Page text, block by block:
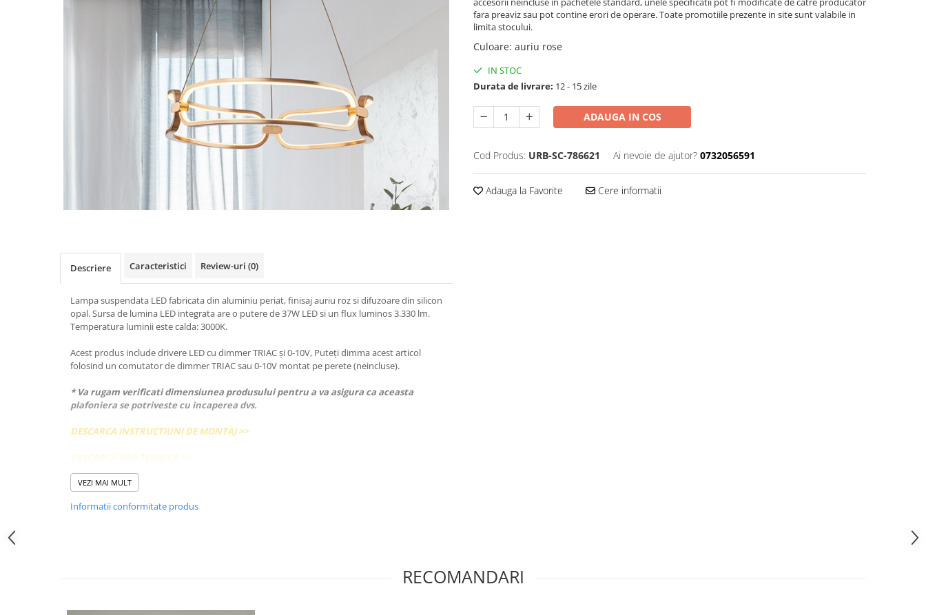
fara preaviz sau pot contine erori de operare. Toate promotiile prezente in site sunt valabile in
limita stocului.
Culoare: auriu rose
IN STOC
Durata de livrare: 12 - 15 zile
ADAUGA IN COS
Cod Produs: URB-SC-786621 Ai nevoie de ajutor? 0732056591
Adauga la Favorite Cere informatii
Descriere Caracteristici Review-uri (0)
Lampa suspendata LED fabricata din aluminiu periat, finisaj auriu roz si difuzoare din silicon
opal. Sursa de lumina LED integrata are o putere de 37W LED si un flux luminos 3.330 lm.
Temperatura luminii este calda: 3000K.
Acest produs include drivere LED cu dimmer TRIAC și 0-10V, Puteți dimma acest articol
folosind un comutator de dimmer TRIAC sau 0-10V montat pe perete (neincluse).
* Va rugam verificati dimensiunea produsului pentru a va asigura ca aceasta
plafoniera se potriveste cu incaperea dvs.
DESCARCA INSTRUCTIUNI DE MONTAJ >>
DESCARCA FISA TEHNICA >>
Despre SCHULLER
pentru casa, care a inceput sa produca in Spania in urma cu 55 de ani. In prezent, exporta
de producator de lampi, a optat intotdeauna pentru propriile modele, ceea ce a conferit
VEZI MAI MULT
Informatii conformitate produs
RECOMANDARI